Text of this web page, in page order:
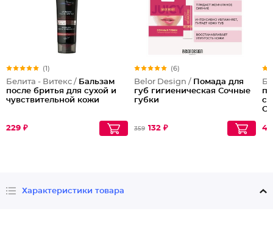
(1)
Белита - Витекс / Бальзам
после бритья для сухой и
чувствительной кожи
229 ₽
(6)
Belor Design / Помада для
губ гигиеническая Сочные
губки
359 132 ₽
с
Характеристики товара